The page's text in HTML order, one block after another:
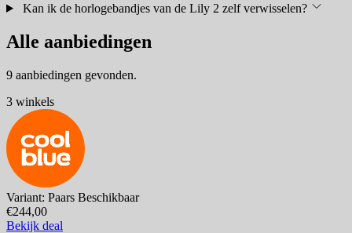
Kan ik de horlogebandjes van de Lily 2 zelf verwisselen?
Alle aanbiedingen
9 aanbiedingen gevonden.
3 winkels
Variant: Paars Beschikbaar
€244,00
Bekijk deal